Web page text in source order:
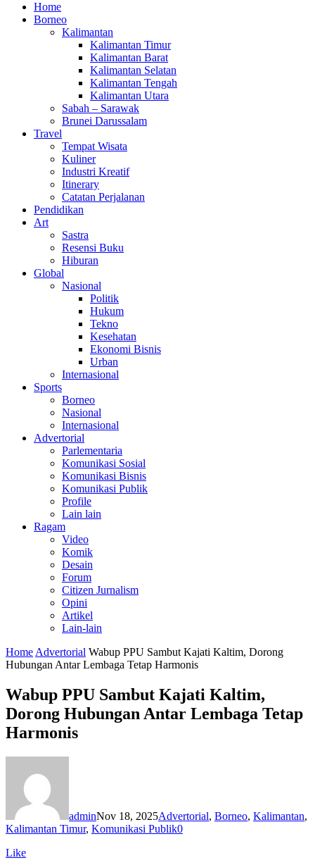
Home
Borneo
Kalimantan
Kalimantan Timur
Kalimantan Barat
Kalimantan Selatan
Kalimantan Tengah
Kalimantan Utara
Sabah – Sarawak
Brunei Darussalam
Travel
Tempat Wisata
Kuliner
Industri Kreatif
Itinerary
Catatan Perjalanan
Pendidikan
Art
Sastra
Resensi Buku
Hiburan
Global
Nasional
Politik
Hukum
Tekno
Kesehatan
Ekonomi Bisnis
Urban
Internasional
Sports
Borneo
Nasional
Internasional
Advertorial
Parlementaria
Komunikasi Sosial
Komunikasi Bisnis
Komunikasi Publik
Profile
Lain lain
Ragam
Video
Komik
Desain
Forum
Citizen Jurnalism
Opini
Artikel
Lain-lain
Home Advertorial Wabup PPU Sambut Kajati Kaltim, Dorong
Hubungan Antar Lembaga Tetap Harmonis
Wabup PPU Sambut Kajati Kaltim,
Dorong Hubungan Antar Lembaga Tetap
Harmonis
adminNov 18, 2025Advertorial, Borneo, Kalimantan,
Kalimantan Timur, Komunikasi Publik0
Like